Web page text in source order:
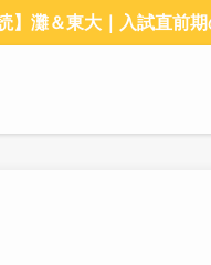
読】灘＆東大｜入試直前